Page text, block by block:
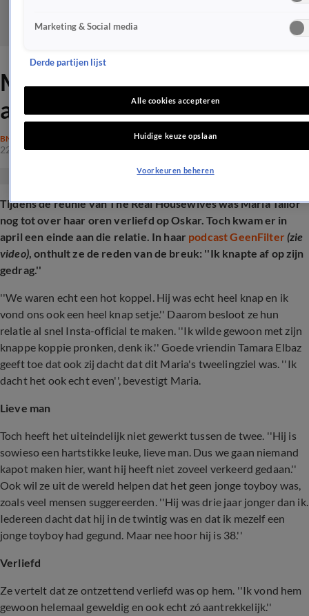
Maria Tailor onthult reden
achter relatiebreuk
BN'ERS
22 juli 2025, 12:18
Tijdens de reünie van The Real Housewives was Maria Tailor
nog tot over haar oren verliefd op Oskar. Toch kwam er in
april een einde aan die relatie. In haar podcast GeenFilter (zie
video), onthult ze de reden van de breuk: ''Ik knapte af op zijn
gedrag.''
''We waren echt een hot koppel. Hij was echt heel knap en ik
vond ons ook een heel knap setje.'' Daarom besloot ze hun
relatie al snel Insta-official te maken. ''Ik wilde gewoon met zijn
knappe koppie pronken, denk ik.'' Goede vriendin Tamara Elbaz
geeft toe dat ook zij dacht dat dit Maria's tweelingziel was. ''Ik
dacht het ook echt even'', bevestigt Maria.
Lieve man
Toch heeft het uiteindelijk niet gewerkt tussen de twee. ''Hij is
sowieso een hartstikke leuke, lieve man. Dus we gaan niemand
kapot maken hier, want hij heeft niet zoveel verkeerd gedaan.''
Ook wil ze uit de wereld helpen dat het geen jonge toyboy was,
zoals veel mensen suggereerden. ''Hij was drie jaar jonger dan ik.
Iedereen dacht dat hij in de twintig was en dat ik mezelf een
jonge toyboy had gegund. Maar nee hoor hij is 38.''
Verliefd
Ze vertelt dat ze ontzettend verliefd was op hem. ''Ik vond hem
gewoon helemaal geweldig en ook echt zó aantrekkelijk.''
Marketing & Social media
Derde partijen lijst
Alle cookies accepteren
Huidige keuze opslaan
Voorkeuren beheren